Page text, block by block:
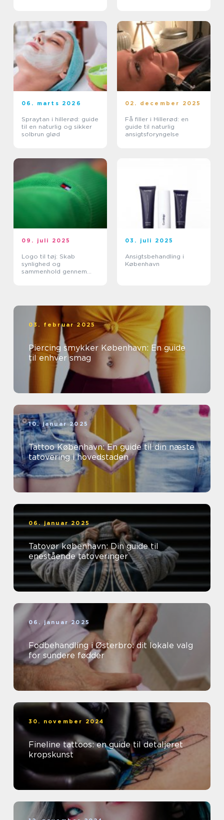
06. marts 2026
Spraytan i hillerød: guide
til en naturlig og sikker
solbrun glød
02. december 2025
Få filler i Hillerød: en
guide til naturlig
ansigtsforyngelse
09. juli 2025
Logo til tøj: Skab
synlighed og
sammenhold gennem
03. juli 2025
Ansigtsbehandling i
København
03. februar 2025
Piercing smykker København: En guide
til enhver smag
10. januar 2025
Tattoo København: En guide til din næste
tatovering i hovedstaden
06. januar 2025
Tatovør københavn: Din guide til
enestående tatoveringer
06. januar 2025
Fodbehandling i Østerbro: dit lokale valg
for sundere fødder
30. november 2024
Fineline tattoos: en guide til detaljeret
kropskunst